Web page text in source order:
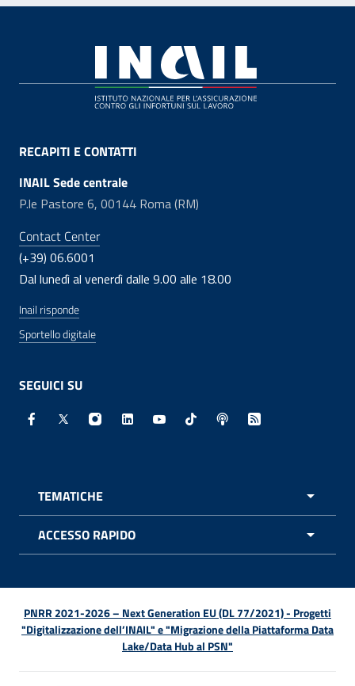
RECAPITI E CONTATTI
INAIL Sede centrale
P.le Pastore 6, 00144 Roma (RM)
Contact Center
(+39) 06.6001
Dal lunedì al venerdì dalle 9.00 alle 18.00
Inail risponde
Sportello digitale
SEGUICI SU
Facebook - Sito esterno - Apertura in nuova finestra
X - Sito esterno - Apertura in nuova finestra
Instagram - Sito esterno - Apertura in
Linkedin - Sito esterno - Apertura in
Youtube - Sito esterno -
TikTok - Sito esterno -
Spreaker - Sito
Feed RSS -
TEMATICHE
ACCESSO RAPIDO
PNRR 2021-2026 – Next Generation EU (DL 77/2021) - Progetti
"Digitalizzazione dell’INAIL" e "Migrazione della Piattaforma Data
Lake/Data Hub al PSN"